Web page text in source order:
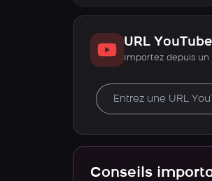
URL YouTube
Importez depuis un
Conseils